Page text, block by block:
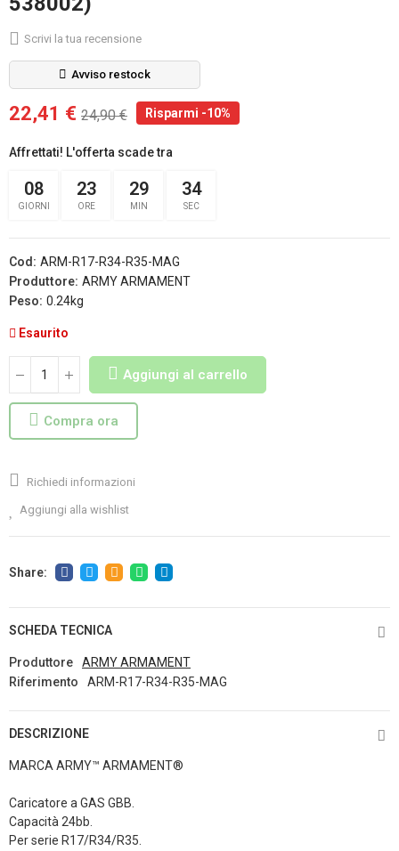
Scrivi la tua recensione
Avviso restock
22,41 € 24,90 € Risparmi -10%
Affrettati! L'offerta scade tra
08
GIORNI
23
ORE
29
MIN
33
SEC
Cod: ARM-R17-R34-R35-MAG
Produttore: ARMY ARMAMENT
Peso: 0.24kg
Esaurito
Aggiungi al carrello
Compra ora
Richiedi informazioni
Aggiungi alla wishlist
SCHEDA TECNICA
Produttore
ARMY ARMAMENT
Riferimento
ARM-R17-R34-R35-MAG
DESCRIZIONE
MARCA ARMY™ ARMAMENT®
Caricatore a GAS GBB.
Capacità 24bb.
Per serie R17/R34/R35.